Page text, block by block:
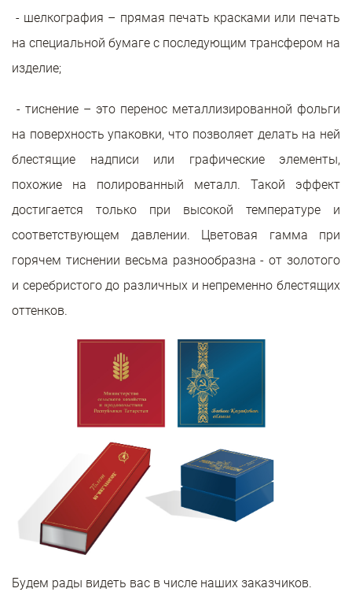
- шелкография – прямая печать красками или печать
на специальной бумаге с последующим трансфером на
изделие;
- тиснение – это перенос металлизированной фольги
на поверхность упаковки, что позволяет делать на ней
блестящие надписи или графические элементы,
похожие на полированный металл. Такой эффект
достигается только при высокой температуре и
соответствующем давлении. Цветовая гамма при
горячем тиснении весьма разнообразна - от золотого
и серебристого до различных и непременно блестящих
оттенков.
Будем рады видеть вас в числе наших заказчиков.